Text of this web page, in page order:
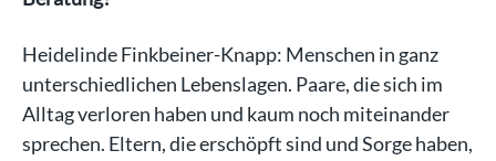
Heidelinde Finkbeiner-Knapp: Menschen in ganz
unterschiedlichen Lebenslagen. Paare, die sich im
Alltag verloren haben und kaum noch miteinander
sprechen. Eltern, die erschöpft sind und Sorge haben,